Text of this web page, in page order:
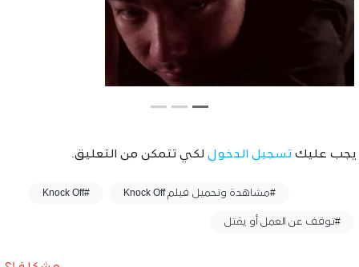
يجب عليك تسجيل الدخول لكي تتمكن من التعليق.
#مشاهدة وتحميل فيلم Knock Off #Knock Off
#توقف عن العمل أو يقتل